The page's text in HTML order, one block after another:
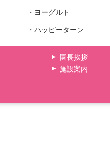
・ヨーグルト
・ハッピーターン
園長挨拶
施設案内